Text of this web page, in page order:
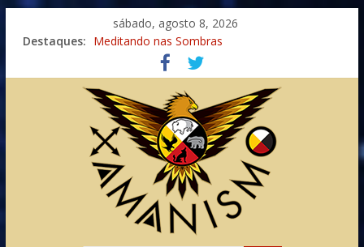
sábado, agosto 8, 2026
Destaques: Meditando nas Sombras
Autosuficiência: A Jornada do Espírito Ancestral
Xamanismo Universal
Totens – Caminho Espiritual – Crescimento
Imaginação na Cura